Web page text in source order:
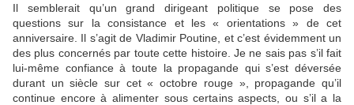
Il semblerait qu’un grand dirigeant politique se pose des
questions sur la consistance et les « orientations » de cet
anniversaire. Il s’agit de Vladimir Poutine, et c’est évidemment un
des plus concernés par toute cette histoire. Je ne sais pas s’il fait
lui-même confiance à toute la propagande qui s’est déversée
durant un siècle sur cet « octobre rouge », propagande qu’il
continue encore à alimenter sous certains aspects, ou s’il a la